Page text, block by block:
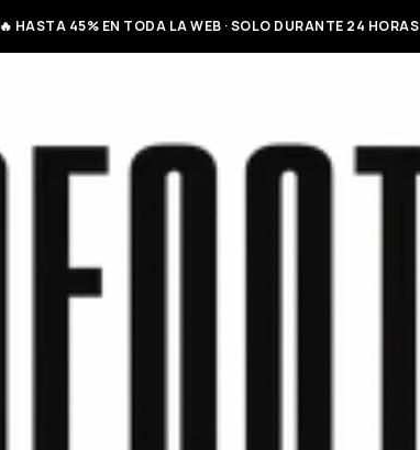
🔥 HASTA 45% EN TODA LA WEB · SOLO DURANTE 24 HORAS